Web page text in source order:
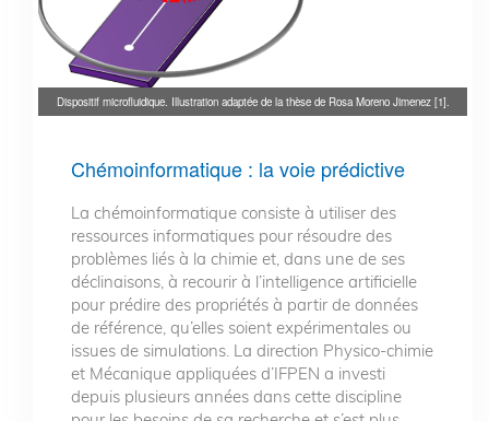
Dispositif microfluidique. Illustration adaptée de la thèse de Rosa Moreno Jimenez [1].
Chémoinformatique : la voie prédictive
La chémoinformatique consiste à utiliser des
ressources informatiques pour résoudre des
problèmes liés à la chimie et, dans une de ses
déclinaisons, à recourir à l’intelligence artificielle
pour prédire des propriétés à partir de données
de référence, qu’elles soient expérimentales ou
issues de simulations. La direction Physico-chimie
et Mécanique appliquées d’IFPEN a investi
depuis plusieurs années dans cette discipline